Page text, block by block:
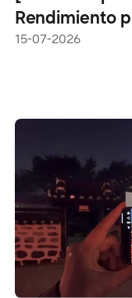
Rendimiento
momento del
15-07-2026